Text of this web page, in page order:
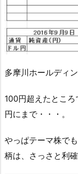
多摩川ホールディ
100円超えたとこ
円にまで・・・。
やっぱテーマ株で
柄は、さっさと利確